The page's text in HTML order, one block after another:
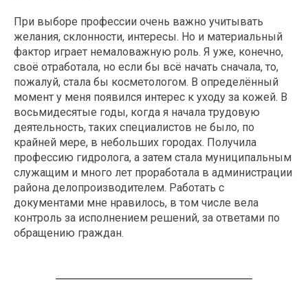
При выборе профессии очень важно учитывать
желания, склонности, интересы. Но и материальный
фактор играет немаловажную роль. Я уже, конечно,
своё отработала, но если бы всё начать сначала, то,
пожалуй, стала бы косметологом. В определённый
момент у меня появился интерес к уходу за кожей. В
восьмидесятые годы, когда я начала трудовую
деятельность, таких специалистов не было, по
крайней мере, в небольших городах. Получила
профессию гидролога, а затем стала муниципальным
служащим и много лет проработала в администрации
района делопроизводителем. Работать с
документами мне нравилось, в том числе вела
контроль за исполнением решений, за ответами по
обращению граждан.